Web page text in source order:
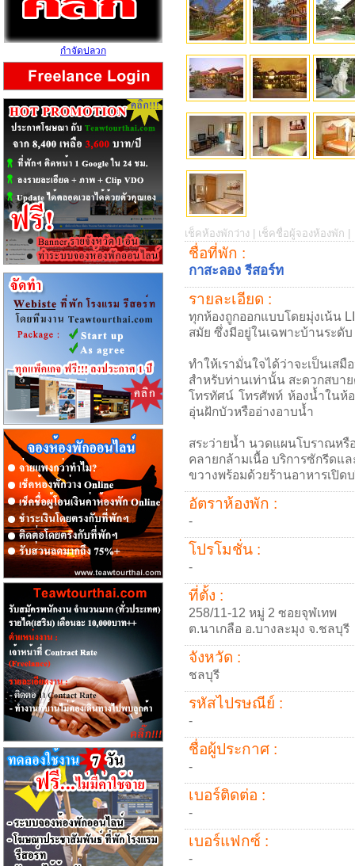
เช็คห้องพักว่าง | เช็คชื่อผู้จองห้องพัก |
ชื่อที่พัก :
กาสะลอง รีสอร์ท
รายละเอียด :
ทุกห้องถูกออกแบบโดยมุ่งเน้น
สมัย ซึ่งมีอยู่ในเฉพาะบ้านระดั
ทำให้เรามั่นใจได้ว่าจะเป็นเส
สำหรับท่านเท่านั้น สะดวกสบา
โทรทัศน์ โทรศัพท์ ห้องน้ำในห้
อุ่นฝักบัวหรืออ่างอาบน้ำ
สระว่ายน้ำ นวดแผนโบราณหรื
คลายกล้ามเนื้อ บริการซักรีดแ
ขวางพร้อมด้วยร้านอาหารเปิด
อัตราห้องพัก :
-
โปรโมชั่น :
-
ที่ตั้ง :
258/11-12 หมู่ 2 ซอยจุฬเทพ
ต.นาเกลือ อ.บางละมุง จ.ชลบุรี
จังหวัด :
ชลบุรี
รหัสไปรษณีย์ :
-
ชื่อผู้ประกาศ :
-
เบอร์ติดต่อ :
-
เบอร์แฟกซ์ :
-
กำจัดปลวก